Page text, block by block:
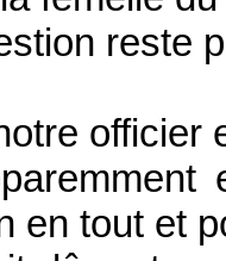
reste
officier
en tout et